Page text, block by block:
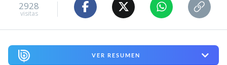
2928
visitas
VER RESUMEN